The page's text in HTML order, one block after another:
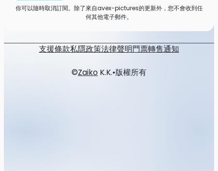
你可以隨時取消訂閱。除了來自avex-pictures的更新外，您不會收到任
何其他電子郵件。
支援條款私隱政策法律聲明門票轉售通知
©Zaiko K.K.•版權所有